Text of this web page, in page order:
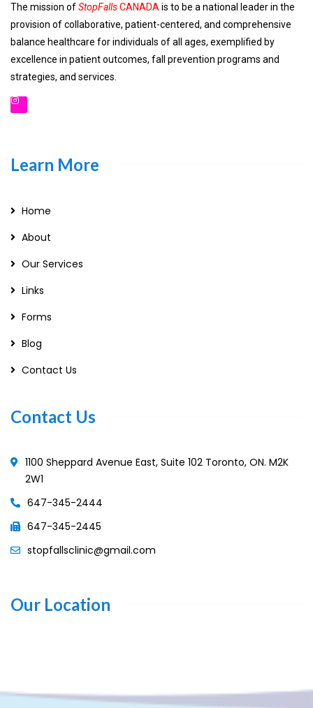
The mission ofStopFallsCANADA is to be a national leader in the
provision of collaborative, patient-centered, and comprehensive
balance healthcare for individuals of all ages, exemplified by
excellence in patient outcomes, fall prevention programs and
strategies, and services.
Learn More
Home
About
Our Services
Links
Forms
Blog
Contact Us
Contact Us
1100 Sheppard Avenue East, Suite 102 Toronto, ON. M2K
2W1
647-345-2444
647-345-2445
stopfallsclinic@gmail.com
Our Location